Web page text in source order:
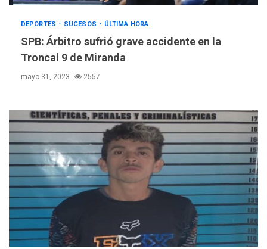
DEPORTES SUCESOS ÚLTIMA HORA
SPB: Árbitro sufrió grave accidente en la
Troncal 9 de Miranda
mayo 31, 2023 2557